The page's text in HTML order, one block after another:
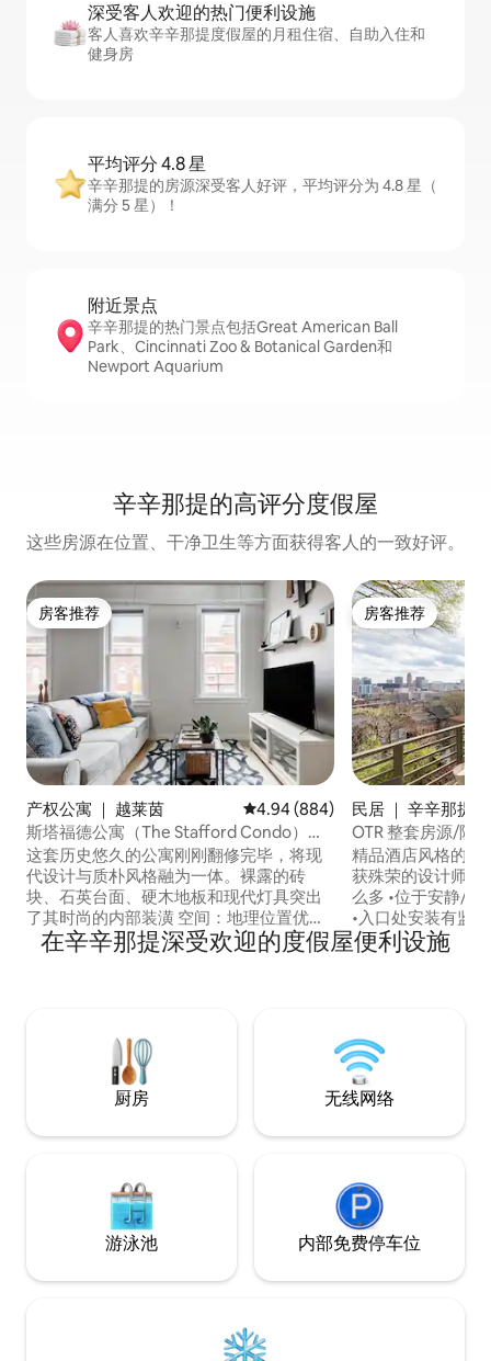
深受客人欢迎的热门便利设施
客人喜欢辛辛那提度假屋的月租住宿、自助入住和
健身房
平均评分 4.8 星
辛辛那提的房源深受客人好评，平均评分为 4.8 星（
满分 5 星）！
附近景点
辛辛那提的热门景点包括Great American Ball
Park、Cincinnati Zoo & Botanical Garden和
Newport Aquarium
辛辛那提的高评分度假屋
这些房源在位置、干净卫生等方面获得客人的一致好评。
房客推荐
房客推荐
产权公寓 ｜ 越莱茵 平均评分 4.94 分（满分 5 分），
4.94 (884)
斯塔福德公寓（The Stafford Condo）。1
张床/1个卫生间。地理位置无比优越
这套历史悠久的公寓刚刚翻修完毕，将现
代设计与质朴风格融为一体。裸露的砖
块、石英台面、硬木地板和现代灯具突出
了其时尚的内部装潢 空间：地理位置优
越，可欣赏顶楼的城市天际线。阁楼设有
加大双人床，主起居区设有标准双人折叠
Nest恒温器、洗衣机和烘干机、咖啡机。
城市天际线。阁楼有加大双人床，主起居
区有标准双人折叠沙发床垫。工作区配有
舒适的椅子，可俯瞰Vine街和13街。主起
（中央供暖/空调）和天花板风扇，控制器
位于主起居区，并提供洗衣机和烘干机。
包括Keurig咖啡机和K-Cups咖啡和茶。自
天8美元，或默西车库，每天10美元（最
达辛辛那提的一些理想餐厅、热闹酒吧、
精酿啤酒厂和高端购物中心。在附近的华
房客推荐
房客推荐
民居 ｜ 辛辛那提
OTR 整套房源/院
精品酒店风格的辛
获殊荣的设计师设计。 •爱彼迎市
么多 •位于安静/安
•入口处安装有监
后，我们都会更换
Refined的「辛辛
和I-75 •令人难以
间
在辛辛那提深受欢迎的度假屋便利设施
厨房 无线网络
游泳池 内部免费停车位